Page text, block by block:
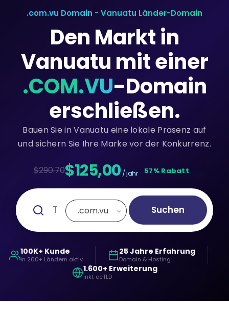
.com.vu Domain - Vanuatu Länder-Domain
Den Markt in
Vanuatu mit einer
.COM.VU-Domain
erschließen.
Bauen Sie in Vanuatu eine lokale Präsenz auf
und sichern Sie Ihre Marke vor der Konkurrenz.
$290.70$125,00 / jahr 57% Rabatt
.com.vu Suchen
100K+ Kunde
in 200+ Ländern aktiv
25 Jahre Erfahrung
Domain & Hosting
1.600+ Erweiterung
inkl. ccTLD